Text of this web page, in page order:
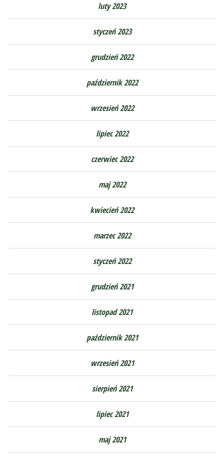
luty 2023
styczeń 2023
grudzień 2022
październik 2022
wrzesień 2022
lipiec 2022
czerwiec 2022
maj 2022
kwiecień 2022
marzec 2022
styczeń 2022
grudzień 2021
listopad 2021
październik 2021
wrzesień 2021
sierpień 2021
lipiec 2021
maj 2021